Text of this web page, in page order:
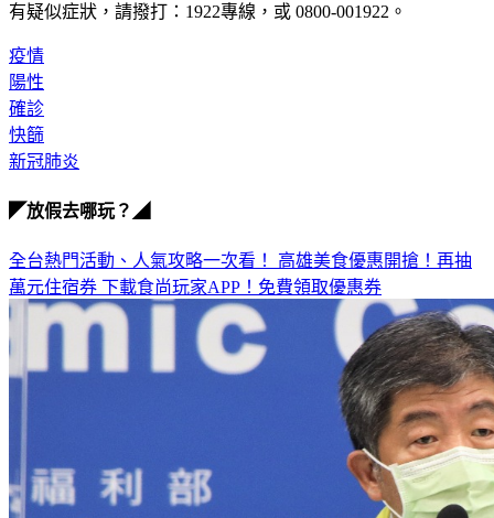
有疑似症狀，請撥打：1922專線，或 0800-001922。
疫情
陽性
確診
快篩
新冠肺炎
◤放假去哪玩？◢
全台熱門活動、人氣攻略一次看！ 高雄美食優惠開搶！再抽
萬元住宿券 下載食尚玩家APP！免費領取優惠券